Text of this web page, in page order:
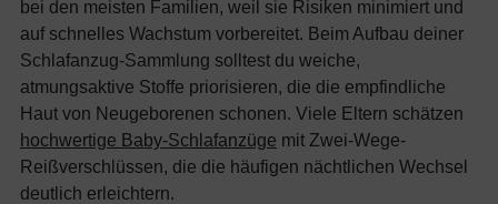
bei den meisten Familien, weil sie Risiken minimiert und
auf schnelles Wachstum vorbereitet. Beim Aufbau deiner
Schlafanzug-Sammlung solltest du weiche,
atmungsaktive Stoffe priorisieren, die die empfindliche
Haut von Neugeborenen schonen. Viele Eltern schätzen
hochwertige Baby-Schlafanzüge mit Zwei-Wege-
Reißverschlüssen, die die häufigen nächtlichen Wechsel
deutlich erleichtern.